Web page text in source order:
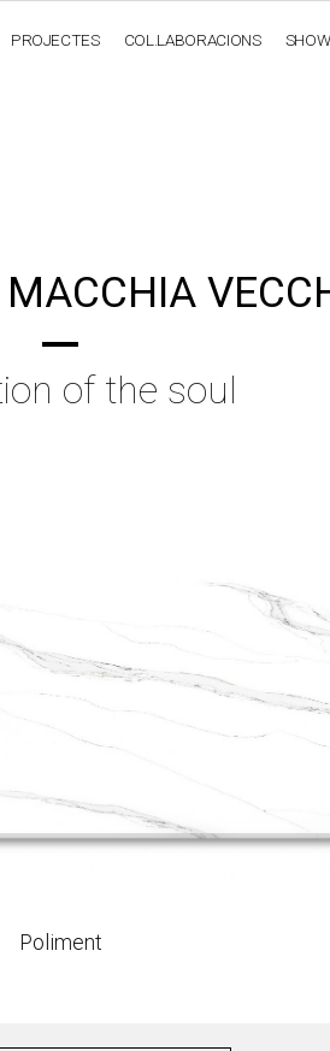
PROJECTES COL.LABORACIONS
MACCHIA
of the soul
Poliment